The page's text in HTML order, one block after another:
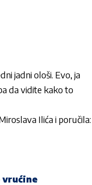
jadni ološi. Evo, ja
da vidite kako to
Ilića i poručila: